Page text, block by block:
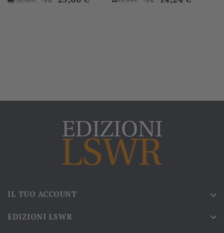
IL TUO ACCOUNT 
EDIZIONI LSWR 